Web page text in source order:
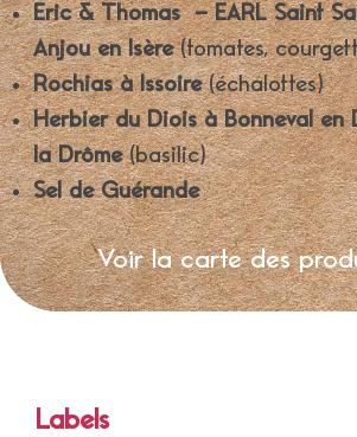
Eric & Thomas – EARL Saint
Anjou en Isère(tomates,
Rochias à Issoire(échalottes)
Herbier du Diois à Bonneval en
la Drôme(basilic)
Sel de Guérande
Voir la carte des
Labels